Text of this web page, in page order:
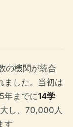
の機関が統合
ました。当初は
年までに14学
し、70,000人
す